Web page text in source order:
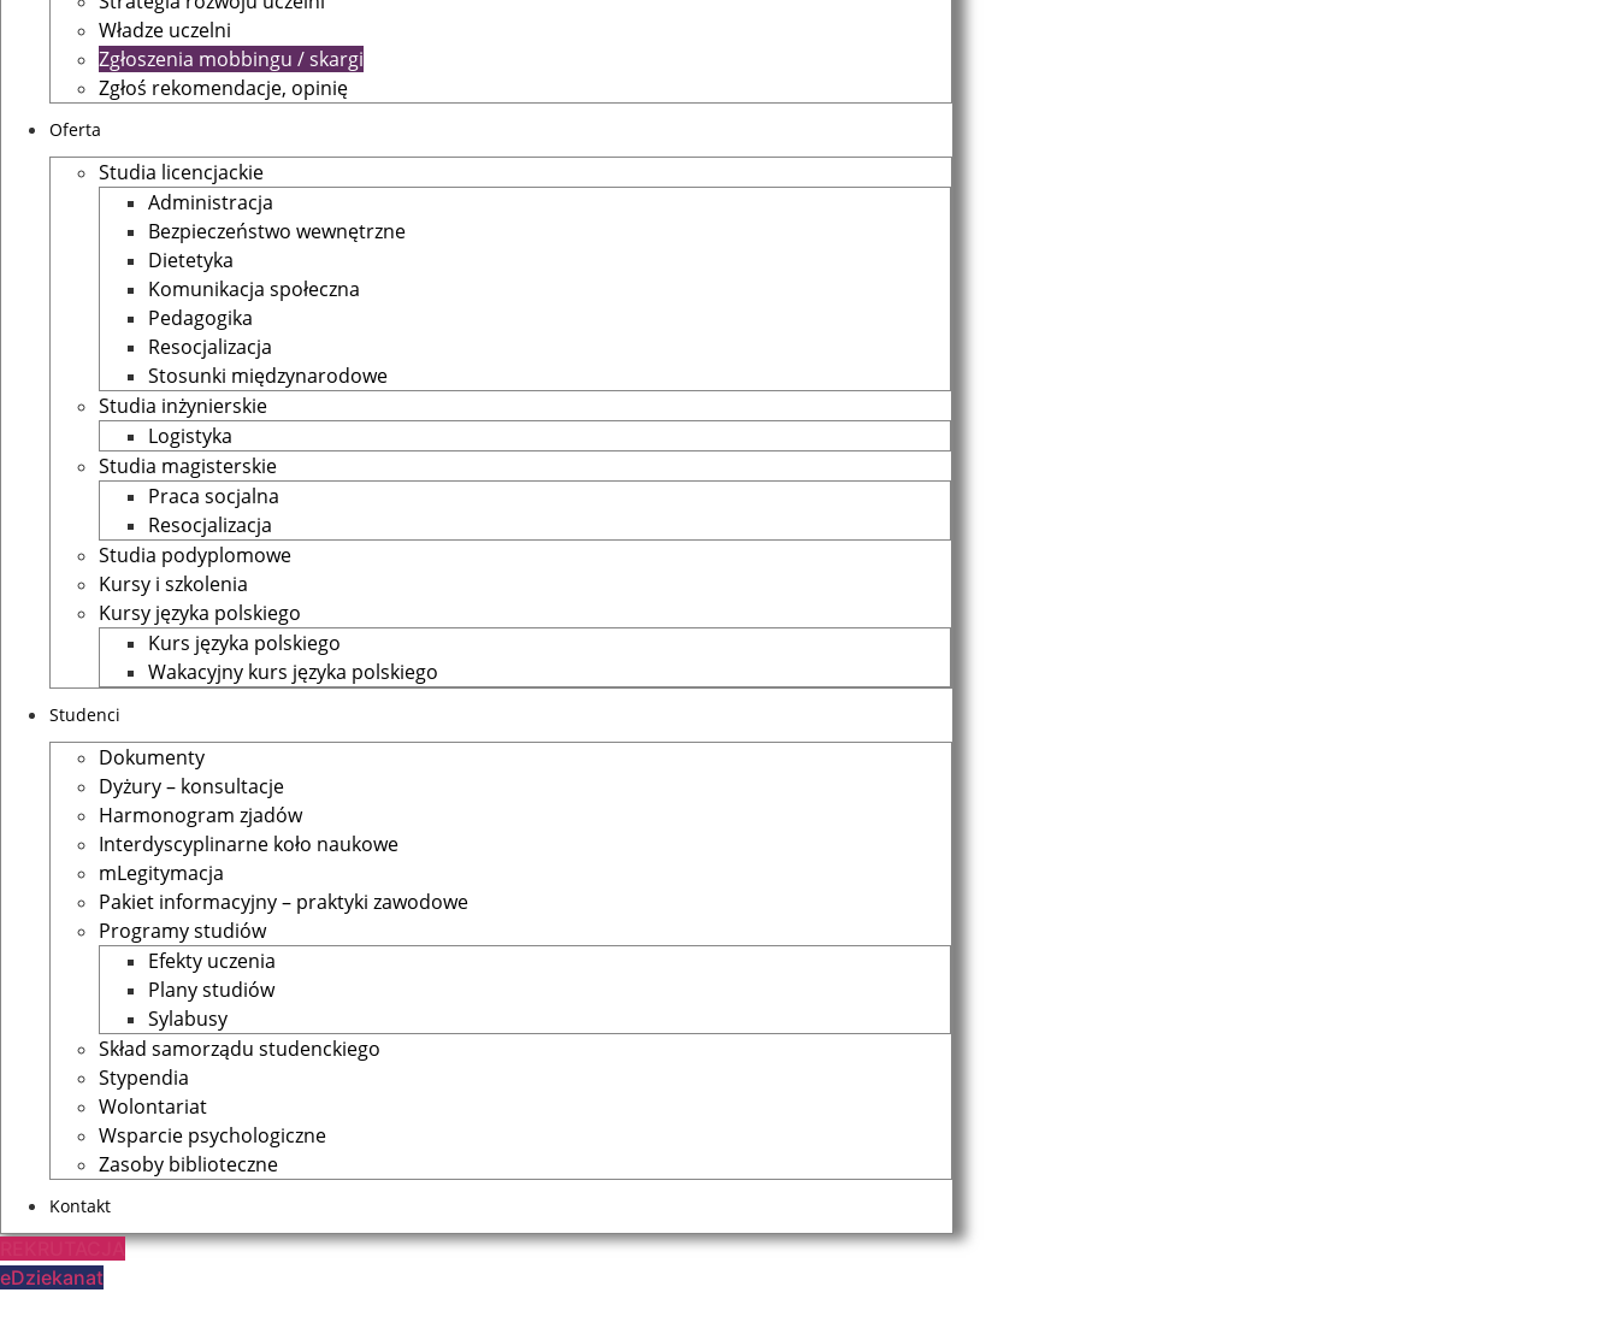
Władze uczelni
Zgłoszenia mobbingu / skargi
Zgłoś rekomendacje, opinię
Oferta
Studia licencjackie
Administracja
Bezpieczeństwo wewnętrzne
Dietetyka
Komunikacja społeczna
Pedagogika
Resocjalizacja
Stosunki międzynarodowe
Studia inżynierskie
Logistyka
Studia magisterskie
Praca socjalna
Resocjalizacja
Studia podyplomowe
Kursy i szkolenia
Kursy języka polskiego
Kurs języka polskiego
Wakacyjny kurs języka polskiego
Studenci
Dokumenty
Dyżury – konsultacje
Harmonogram zjadów
Interdyscyplinarne koło naukowe
mLegitymacja
Pakiet informacyjny – praktyki zawodowe
Programy studiów
Efekty uczenia
Plany studiów
Sylabusy
Skład samorządu studenckiego
Stypendia
Wolontariat
Wsparcie psychologiczne
Zasoby biblioteczne
Kontakt
eDziekanat